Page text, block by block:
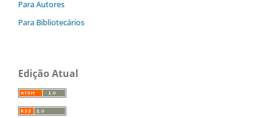
Para Autores
Para Bibliotecários
Edição Atual